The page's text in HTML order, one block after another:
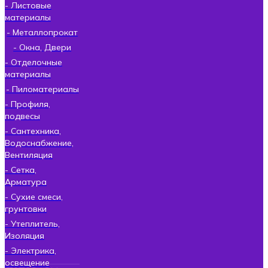
- Листовые
материалы
- Металлопрокат
- Окна, Двери
- Отделочные
материалы
- Пиломатериалы
- Профиля,
подвесы
- Сантехника,
Водоснабжение,
Вентиляция
- Сетка,
Арматура
- Сухие смеси,
грунтовки
- Утеплитель,
Изоляция
- Электрика,
освещение